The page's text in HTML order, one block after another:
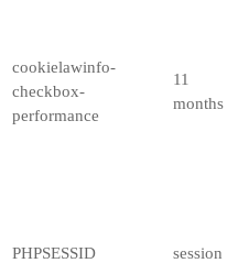
cookielawinfo-
checkbox-
performance
11
months
PHPSESSID session